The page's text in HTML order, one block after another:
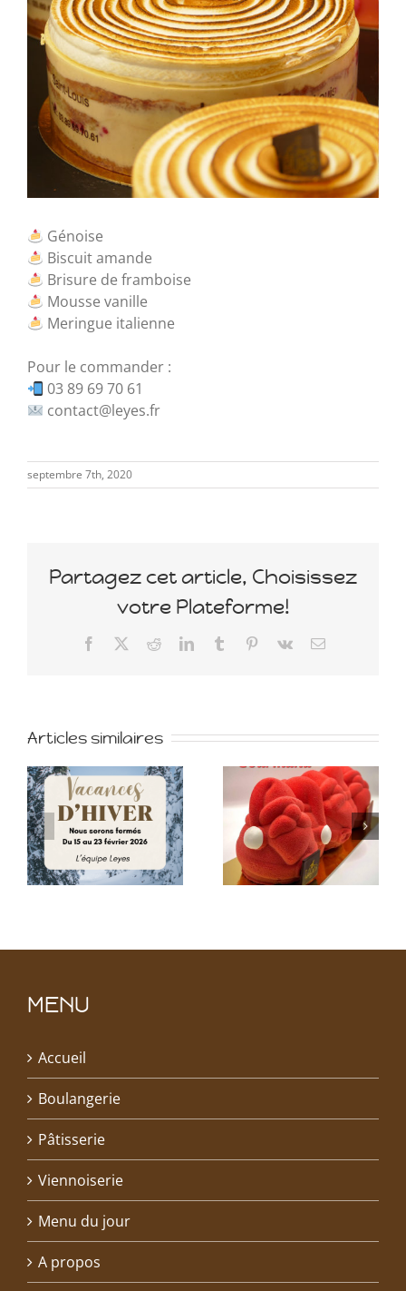
Génoise
Biscuit amande
Brisure de framboise
Mousse vanille
Meringue italienne
Pour le commander :
03 89 69 70 61
contact@leyes.fr
septembre 7th, 2020
Partagez cet article, Choisissez
votre Plateforme!
Facebook RedditLinkedInTumblr Pinterest
Vk Email
Articles similaires
MENU
Accueil
Boulangerie
Pâtisserie
Viennoiserie
Menu du jour
A propos